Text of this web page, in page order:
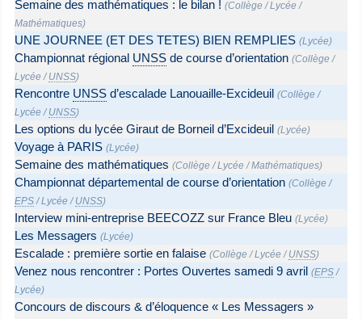
Semaine des mathématiques : le bilan ! (Collège /Lycée /
Mathématiques)
UNE JOURNEE (ET DES TETES) BIEN REMPLIES (Lycée)
Championnat régional UNSS de course d’orientation (Collège /
Lycée / UNSS)
Rencontre UNSS d’escalade Lanouaille-Excideuil (Collège /
Lycée / UNSS)
Les options du lycée Giraut de Borneil d’Excideuil (Lycée)
Voyage à PARIS (Lycée)
Semaine des mathématiques (Collège /Lycée /Mathématiques)
Championnat départemental de course d’orientation (Collège /
EPS /Lycée / UNSS)
Interview mini-entreprise BEECOZZ sur France Bleu (Lycée)
Les Messagers (Lycée)
Escalade : première sortie en falaise (Collège /Lycée / UNSS)
Venez nous rencontrer : Portes Ouvertes samedi 9 avril (EPS /
Lycée)
Concours de discours & d’éloquence « Les Messagers »